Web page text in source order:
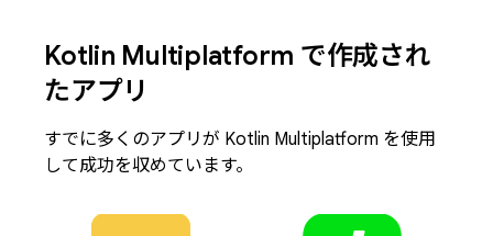
Kotlin Multiplatform で作成され
たアプリ
すでに多くのアプリが Kotlin Multiplatform を使用
して成功を収めています。